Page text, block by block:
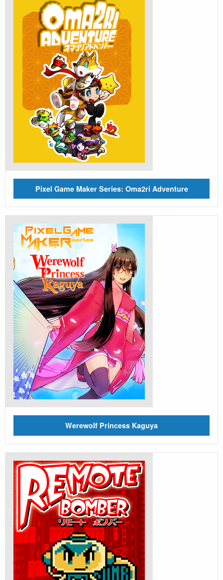
Pixel Game Maker Series: Oma2ri Adventure
Werewolf Princess Kaguya